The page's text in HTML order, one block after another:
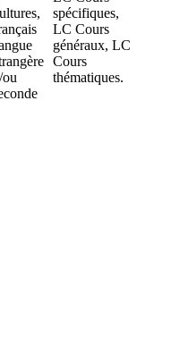
ou
spécifiques,
LC Cours
généraux, LC
Cours
thématiques.